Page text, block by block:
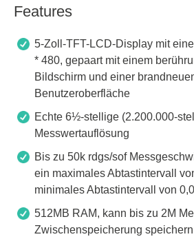
Features
5-Zoll-TFT-LCD-Display mit
* 480, gepaart mit einem
Bildschirm und einer
Benutzeroberfläche
Echte 6½-stellige (2.200.000-
Messwertauflösung
Bis zu 50k rdgs/sof
ein maximales Abtastintervall
minimales Abtastintervall von
512MB RAM, kann bis zu 2M
Zwischenspeicherung